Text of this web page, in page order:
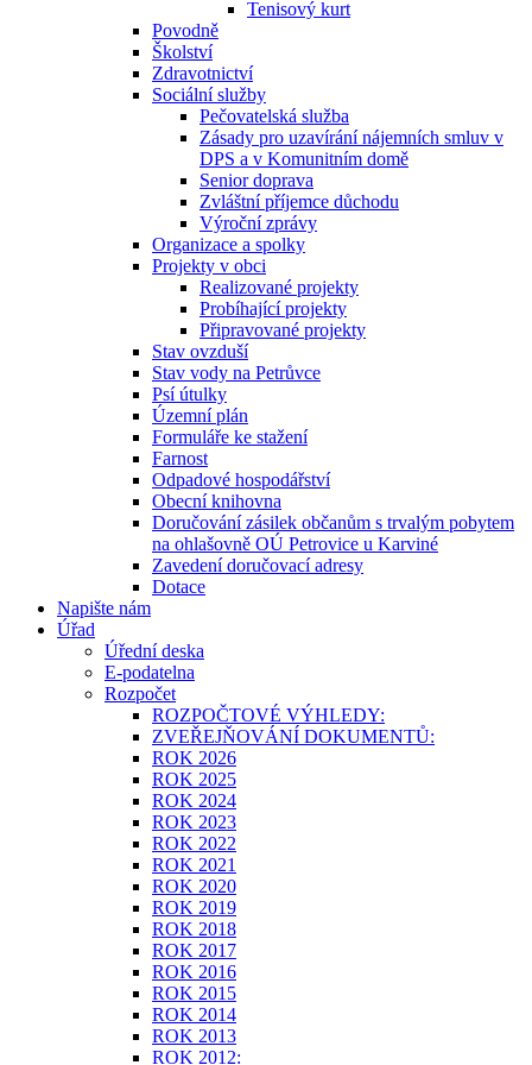
Tenisový kurt
Povodně
Školství
Zdravotnictví
Sociální služby
Pečovatelská služba
Zásady pro uzavírání nájemních smluv v
DPS a v Komunitním domě
Senior doprava
Zvláštní příjemce důchodu
Výroční zprávy
Organizace a spolky
Projekty v obci
Realizované projekty
Probíhající projekty
Připravované projekty
Stav ovzduší
Stav vody na Petrůvce
Psí útulky
Územní plán
Formuláře ke stažení
Farnost
Odpadové hospodářství
Obecní knihovna
Doručování zásilek občanům s trvalým pobytem
na ohlašovně OÚ Petrovice u Karviné
Zavedení doručovací adresy
Dotace
Napište nám
Úřad
Úřední deska
E-podatelna
Rozpočet
ROZPOČTOVÉ VÝHLEDY:
ZVEŘEJŇOVÁNÍ DOKUMENTŮ:
ROK 2026
ROK 2025
ROK 2024
ROK 2023
ROK 2022
ROK 2021
ROK 2020
ROK 2019
ROK 2018
ROK 2017
ROK 2016
ROK 2015
ROK 2014
ROK 2013
ROK 2012: